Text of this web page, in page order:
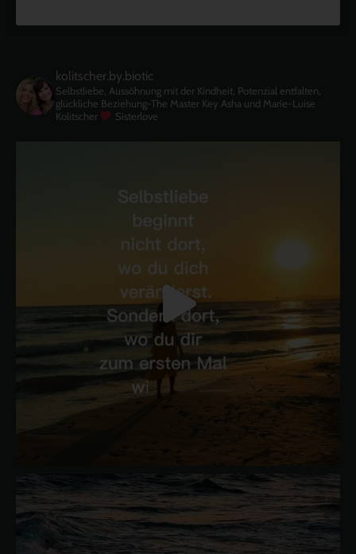
kolitscher.by.biotic
Selbstliebe, Aussöhnung mit der Kindheit, Potenzial entfalten,
glückliche Beziehung-The Master Key Asha und Marie-Luise
Kolitscher
Sisterlove